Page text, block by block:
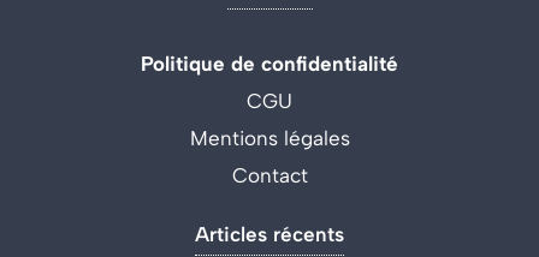
Politique de confidentialité
CGU
Mentions légales
Contact
Articles récents